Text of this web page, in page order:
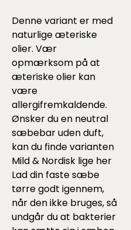
Denne variant er med
naturlige æteriske
olier. Vær
opmærksom på at
æteriske olier kan
være
allergifremkaldende.
Ønsker du en neutral
sæbebar uden duft,
kan du finde varianten
Mild & Nordisk lige her
Lad din faste sæbe
tørre godt igennem,
når den ikke bruges, så
undgår du at bakterier